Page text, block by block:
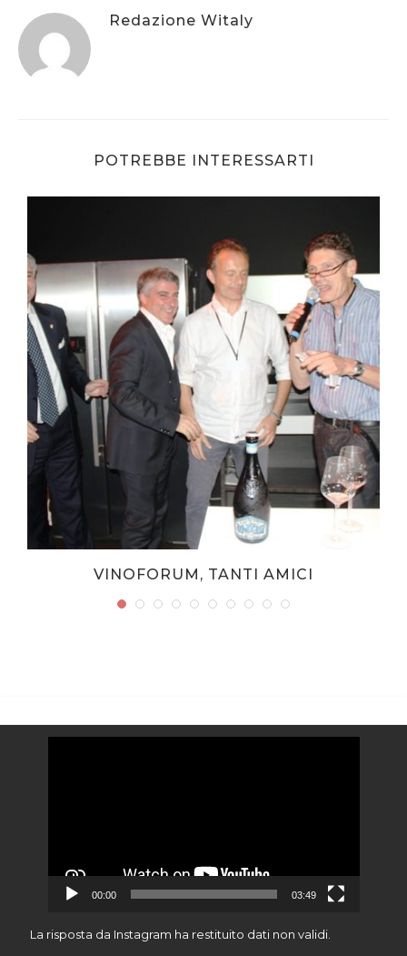
Redazione Witaly
POTREBBE INTERESSARTI
VINOFORUM, TANTI AMICI
00:00 03:49
La risposta da Instagram ha restituito dati non validi.